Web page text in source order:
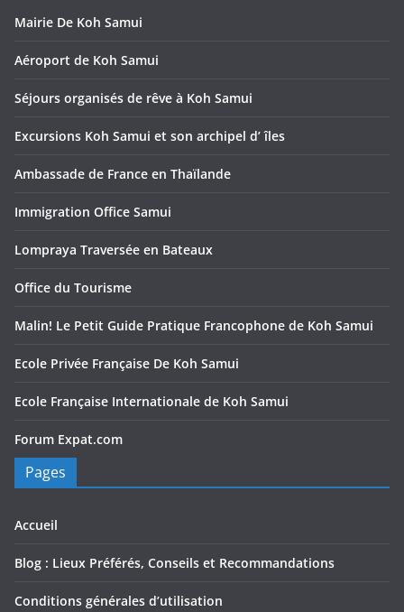
Mairie De Koh Samui
Aéroport de Koh Samui
Séjours organisés de rêve à Koh Samui
Excursions Koh Samui et son archipel d’ îles
Ambassade de France en Thaïlande
Immigration Office Samui
Lompraya Traversée en Bateaux
Office du Tourisme
Malin! Le Petit Guide Pratique Francophone de Koh Samui
Ecole Privée Française De Koh Samui
Ecole Française Internationale de Koh Samui
Forum Expat.com
Pages
Accueil
Blog : Lieux Préférés, Conseils et Recommandations
Conditions générales d’utilisation